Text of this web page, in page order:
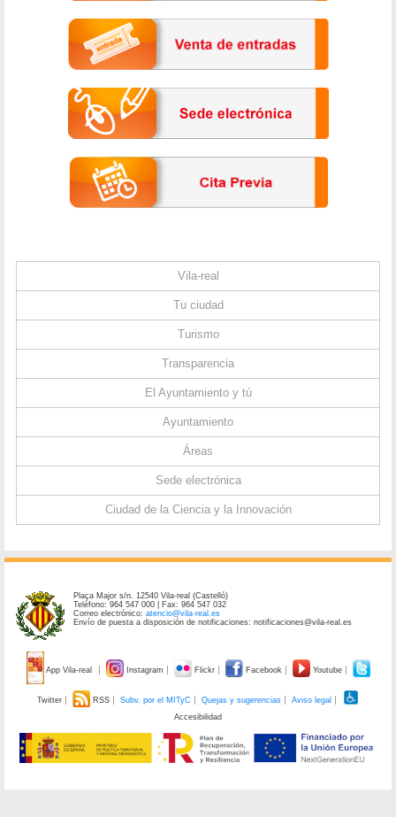
Vila-real
Tu ciudad
Turismo
Transparencia
El Ayuntamiento y tú
Ayuntamiento
Áreas
Sede electrónica
Ciudad de la Ciencia y la Innovación
Plaça Major s/n. 12540 Vila-real (Castelló)
Teléfono: 964 547 000 | Fax: 964 547 032
Correo electrónico:atencio@vila-real.es
Envío de puesta a disposición de notificaciones: notificaciones@vila-real.es
App Vila-real Instagram Flickr Facebook Youtube
Twitter RSS Subv. por el MITyC Quejas y sugerencias
Aviso legal
Accesibilidad